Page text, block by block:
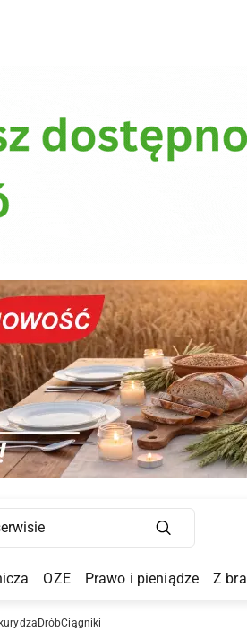
Main Navigation
OZE Prawo i pieniądze Z
DróbCiągniki